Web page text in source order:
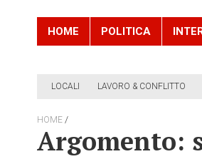
HOME POLITICA
LOCALI LAVORO & CONFLITTO
HOME /
Argomento: